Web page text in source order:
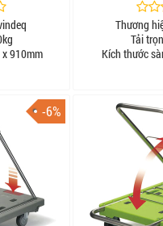
910mm
Thương
Tải
Kích thước
-6%